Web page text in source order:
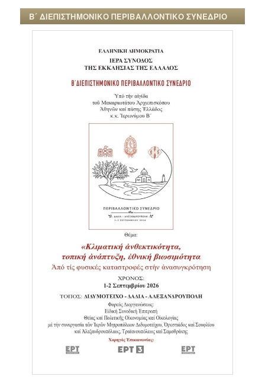
Β΄ ΔΙΕΠΙΣΤΗΜΟΝΙΚΟ ΠΕΡΙΒΑΛΛΟΝΤΙΚΟ ΣΥΝΕΔΡΙΟ